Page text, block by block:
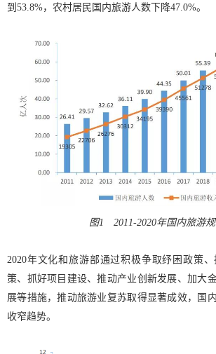
到53.8%，农村居民国内旅游人数下降47.0%。
图1 2011-2020年国内旅游
2020年文化和旅游部通过积极争取纾困政策
策、抓好项目建设、推动产业创新发展、加大
展等措施，推动旅游业复苏取得显著成效，国
收窄趋势。